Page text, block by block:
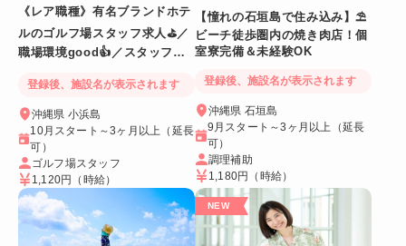
《レア職種》有名ブランドホテ
ルのゴルフ場スタッフ求人⛳／
職場環境good👍／スタッフ満
登録後、施設名が表示されます
沖縄県 小浜島
10月スタート～3ヶ月以上（延長
可）
ゴルフ場スタッフ
1,120円 （時給）
【憧れの石垣島で住み込み】⛱
ビーチ徒歩圏内の焼き肉店！個
室寮完備＆未経験OK
登録後、施設名が表示されます
沖縄県 石垣島
9月スタート～3ヶ月以上（延長
可）
調理補助
1,180円 （時給）